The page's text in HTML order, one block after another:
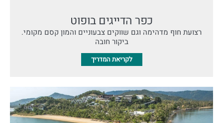
כפר הדייגים בופוט
רצועת חוף מדהימה וגם שווקים צבעוניים והמון קסם מקומי.
ביקור חובה
לקריאת המדריך